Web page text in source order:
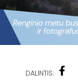
DALINTIS: